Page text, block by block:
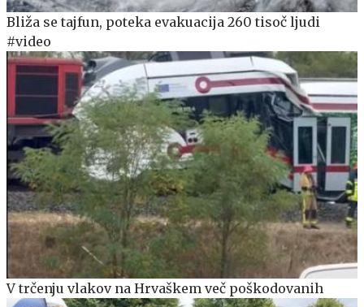
Bliža se tajfun, poteka evakuacija 260 tisoč ljudi
#video
V trčenju vlakov na Hrvaškem več poškodovanih